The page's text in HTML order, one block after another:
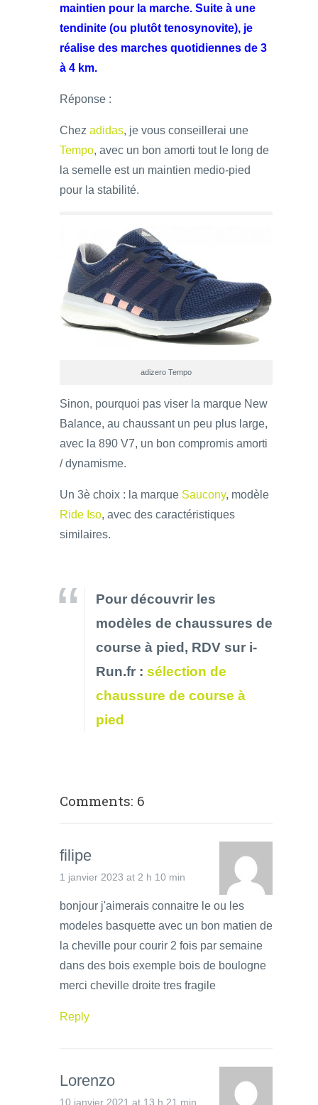
maintien pour la marche. Suite à une
tendinite (ou plutôt tenosynovite), je
réalise des marches quotidiennes de 3
à 4 km.
Réponse :
Chez adidas, je vous conseillerai une
Tempo, avec un bon amorti tout le long de
la semelle est un maintien medio-pied
pour la stabilité.
adizero Tempo
Sinon, pourquoi pas viser la marque New
Balance, au chaussant un peu plus large,
avec la 890 V7, un bon compromis amorti
/ dynamisme.
Un 3è choix : la marque Saucony, modèle
Ride Iso, avec des caractéristiques
similaires.
Pour découvrir les
modèles de chaussures de
course à pied, RDV sur i-
Run.fr : sélection de
chaussure de course à
pied
Comments: 6
filipe
1 janvier 2023 at 2 h 10 min
bonjour j'aimerais connaitre le ou les
modeles basquette avec un bon matien de
la cheville pour courir 2 fois par semaine
dans des bois exemple bois de boulogne
merci cheville droite tres fragile
Reply
Lorenzo
10 janvier 2021 at 13 h 21 min